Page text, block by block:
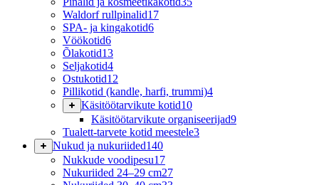
Waldorf rullpinalid17
SPA- ja kingakotid6
Vöökotid6
Õlakotid13
Seljakotid4
Ostukotid12
Pillikotid (kandle, harfi, trummi)4
Käsitöötarvikute kotid10
Käsitöötarvikute organiseerijad9
Tualett-tarvete kotid meestele3
Nukud ja nukuriided140
Nukkude voodipesu17
Nukuriided 24–29 cm27